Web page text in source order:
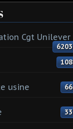
Cgt Unilever
6203
108
usine 66
33